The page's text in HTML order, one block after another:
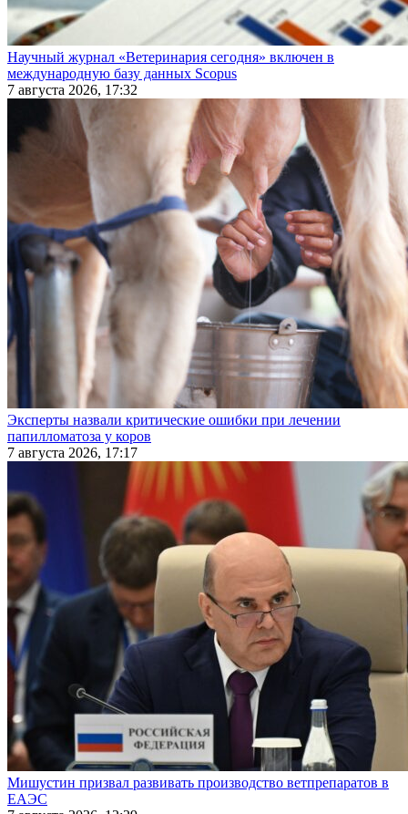
Научный журнал «Ветеринария сегодня» включен в
международную базу данных Scopus
7 августа 2026, 17:32
Эксперты назвали критические ошибки при лечении
папилломатоза у коров
7 августа 2026, 17:17
Мишустин призвал развивать производство ветпрепаратов в
ЕАЭС